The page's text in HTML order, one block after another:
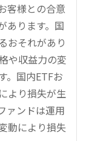
客様との合意
あります。国
おそれがあり
や収益力の変
。国内ETFお
より損失が生
ァンドは運用
動により損失